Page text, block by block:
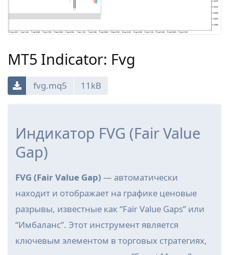
MT5 Indicator: Fvg
fvg.mq5 11kB
Индикатор FVG (Fair Value
Gap)
FVG (Fair Value Gap) — автоматически
находит и отображает на графике ценовые
разрывы, известные как “Fair Value Gaps” или
“Имбаланс”. Этот инструмент является
ключевым элементом в торговых стратегиях,